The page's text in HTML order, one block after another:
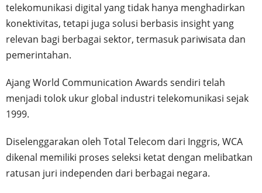
telekomunikasi digital yang tidak hanya menghadirkan
konektivitas, tetapi juga solusi berbasis insight yang
relevan bagi berbagai sektor, termasuk pariwisata dan
pemerintahan.
Ajang World Communication Awards sendiri telah
menjadi tolok ukur global industri telekomunikasi sejak
1999.
Diselenggarakan oleh Total Telecom dari Inggris, WCA
dikenal memiliki proses seleksi ketat dengan melibatkan
ratusan juri independen dari berbagai negara.